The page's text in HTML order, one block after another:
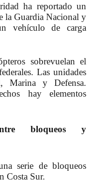
ha reportado un
la Guardia Nacional y
vehículo de carga
sobrevuelan el
Las unidades
Marina y Defensa.
hay elementos
bloqueos y
serie de bloqueos
Costa Sur.